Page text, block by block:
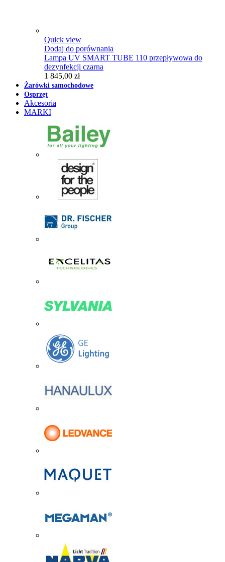
Quick view
Dodaj do porównania
Lampa UV SMART TUBE 110 przepływowa do
dezynfekcji czarna
1 845,00 zł
Żarówki samochodowe
Osprzęt
Akcesoria
MARKI